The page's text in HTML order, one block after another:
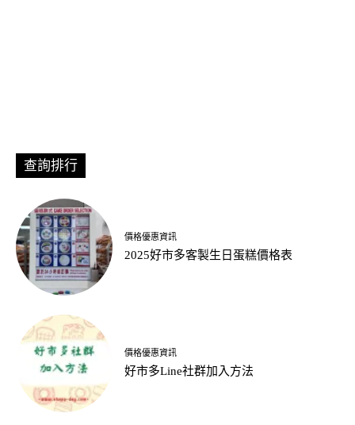
查詢排行
價格優惠資訊
2025好市多客製生日蛋糕價格表
價格優惠資訊
好市多Line社群加入方法